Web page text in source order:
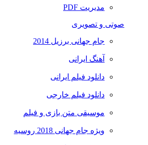
مدیریت PDF
صوتی و تصویری
جام جهانی برزیل 2014
آهنگ ایرانی
دانلود فیلم ایرانی
دانلود فیلم خارجی
موسیقی متن بازی و فیلم
ویژه جام جهانی 2018 روسیه